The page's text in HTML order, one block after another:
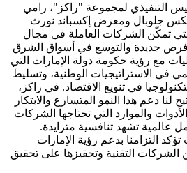
التنفيذي لمجموعة "راكز"، رامي
جلوبال ومعرض إكسباند نورث
تمكّن الشركات العاملة في مجال
فرص جديدة والتوسع في أسواق الشرق
مع رؤية حكومة دولة الإمارات التي
في الاستراتيجيات الوطنية، وتسليط
في تنويع الاقتصاد. في راكز،
دعم هذا النمو المتسارع والابتكار
والموارد التي تحتاجها الشركات
عالمية تشهد تنافسية متزايدة.
التزامنا بدعم رؤية الإمارات
الشركات التقنية وتحفيزها على تحقيق